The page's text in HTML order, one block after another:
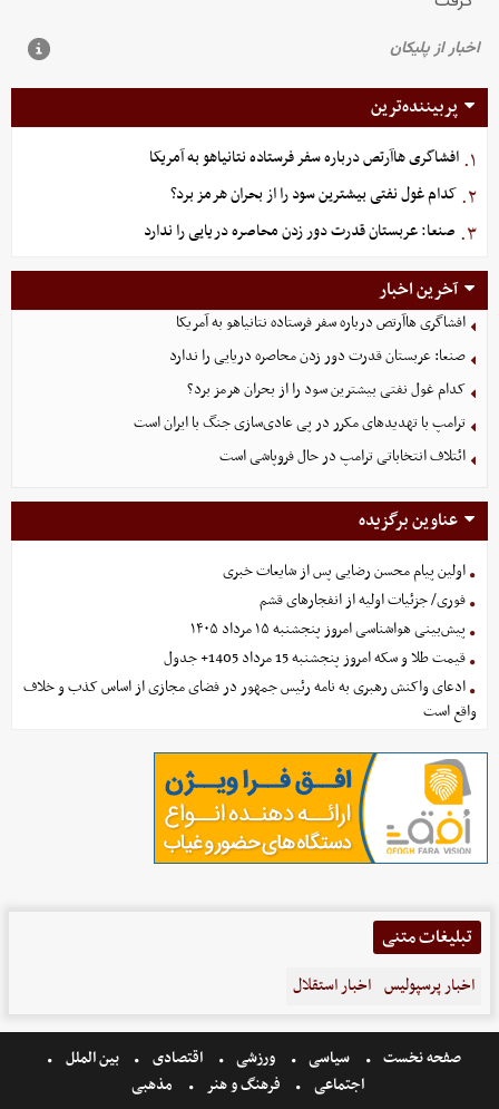
پربیننده‌ترین
۱. افشاگری هاآرتص درباره سفر فرستاده نتانیاهو به آمریکا
۲. کدام غول نفتی بیشترین سود را از بحران هرمز برد؟
۳. صنعا: عربستان قدرت دور زدن محاصره دریایی را ندارد
آخرین اخبار
افشاگری هاآرتص درباره سفر فرستاده نتانیاهو به آمریکا
صنعا: عربستان قدرت دور زدن محاصره دریایی را ندارد
کدام غول نفتی بیشترین سود را از بحران هرمز برد؟
ترامپ با تهدیدهای مکرر در پی عادی‌سازی جنگ با ایران است
ائتلاف انتخاباتی ترامپ در حال فروپاشی است
عناوین برگزیده
اولین پیام محسن رضایی پس از شایعات خبری
فوری/ جزئیات اولیه از انفجارهای قشم
پیش‌بینی هواشناسی امروز پنجشنبه ۱۵ مرداد ۱۴۰۵
قیمت طلا و سکه امروز پنجشنبه 15 مرداد 1405+ جدول
ادعای واکنش رهبری به نامه رئیس جمهور در فضای مجازی از اساس کذب و خلاف
واقع است
تبلیغات متنی
اخبار پرسپولیس اخبار استقلال
صفحه نخست سیاسی ورزشی اقتصادی
بین الملل
اجتماعی
فرهنگ و هنر مذهبی